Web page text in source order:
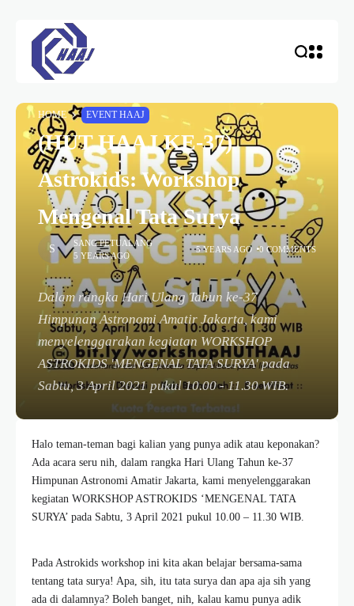
HOME EVENT HAAJ
(HUT HAAJ KE-37)
Astrokids: Workshop
Mengenal Tata Surya
SANG PETUALANG
5 YEARS AGO
5 YEARS AGO 0 COMMENTS
Dalam rangka Hari Ulang Tahun ke-37
Himpunan Astronomi Amatir Jakarta, kami
menyelenggarakan kegiatan WORKSHOP
ASTROKIDS 'MENGENAL TATA SURYA' pada
Sabtu, 3 April 2021 pukul 10.00 - 11.30 WIB.
Halo teman-teman bagi kalian yang punya adik atau keponakan?
Ada acara seru nih, dalam rangka Hari Ulang Tahun ke-37
Himpunan Astronomi Amatir Jakarta, kami menyelenggarakan
kegiatan WORKSHOP ASTROKIDS ‘MENGENAL TATA
SURYA’ pada Sabtu, 3 April 2021 pukul 10.00 – 11.30 WIB.
Pada Astrokids workshop ini kita akan belajar bersama-sama
tentang tata surya! Apa, sih, itu tata surya dan apa aja sih yang
ada di dalamnya? Boleh banget, nih, kalau kamu punya adik